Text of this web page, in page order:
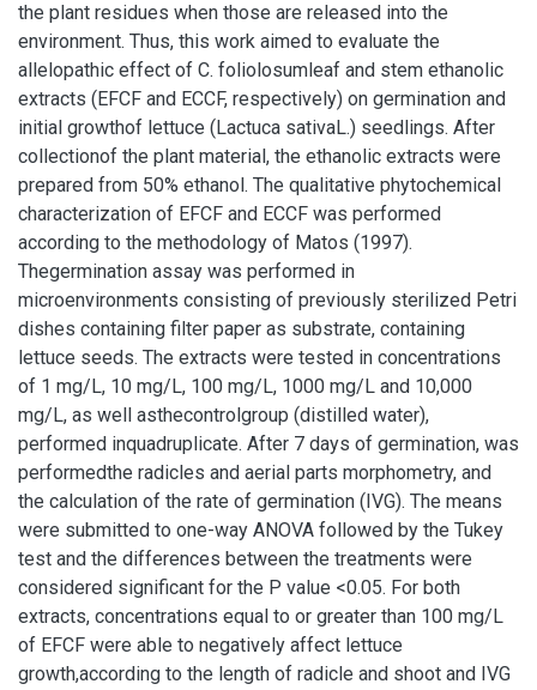
the plant residues when those are released into the
environment. Thus, this work aimed to evaluate the
allelopathic effect of C. foliolosumleaf and stem ethanolic
extracts (EFCF and ECCF, respectively) on germination and
initial growthof lettuce (Lactuca sativaL.) seedlings. After
collectionof the plant material, the ethanolic extracts were
prepared from 50% ethanol. The qualitative phytochemical
characterization of EFCF and ECCF was performed
according to the methodology of Matos (1997).
Thegermination assay was performed in
microenvironments consisting of previously sterilized Petri
dishes containing filter paper as substrate, containing
lettuce seeds. The extracts were tested in concentrations
of 1 mg/L, 10 mg/L, 100 mg/L, 1000 mg/L and 10,000
mg/L, as well asthecontrolgroup (distilled water),
performed inquadruplicate. After 7 days of germination, was
performedthe radicles and aerial parts morphometry, and
the calculation of the rate of germination (IVG). The means
were submitted to one-way ANOVA followed by the Tukey
test and the differences between the treatments were
considered significant for the P value <0.05. For both
extracts, concentrations equal to or greater than 100 mg/L
of EFCF were able to negatively affect lettuce
growth,according to the length of radicle and shoot and IVG